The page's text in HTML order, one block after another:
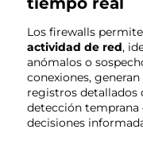
Los firewalls
actividad de red,
anómalos o
conexiones,
registros detallados
detección temprana
decisiones